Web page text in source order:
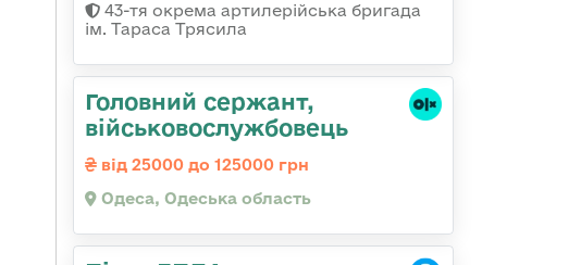
43-тя окрема артилерійська бригада
ім. Тараса Трясила
Головний сержант,
військовослужбовець
від 25000 до 125000 грн
Одеса, Одеська область